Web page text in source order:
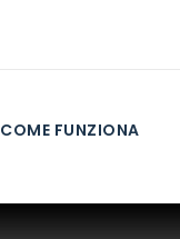
COME FUNZIONA